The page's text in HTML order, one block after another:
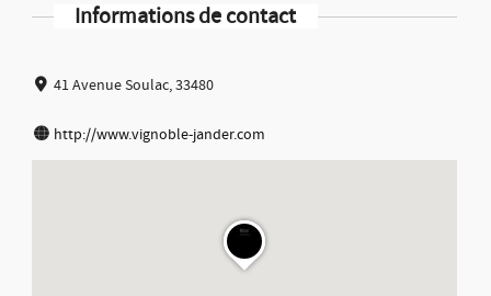
Informations de contact
41 Avenue Soulac, 33480
http://www.vignoble-jander.com